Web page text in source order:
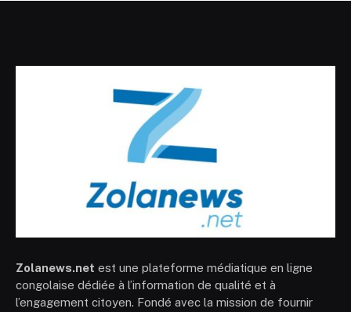
Zolanews.net est une plateforme médiatique en ligne
congolaise dédiée à l’information de qualité et à
l’engagement citoyen. Fondé avec la mission de fournir